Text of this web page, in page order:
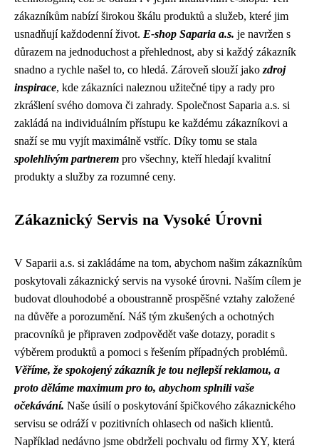
zákazníkům nabízí širokou škálu produktů a služeb, které jim
usnadňují každodenní život. E-shop Saparia a.s. je navržen s
důrazem na jednoduchost a přehlednost, aby si každý zákazník
snadno a rychle našel to, co hledá. Zároveň slouží jako zdroj
inspirace, kde zákazníci naleznou užitečné tipy a rady pro
zkrášlení svého domova či zahrady. Společnost Saparia a.s. si
zakládá na individuálním přístupu ke každému zákazníkovi a
snaží se mu vyjít maximálně vstříc. Díky tomu se stala
spolehlivým partnerem pro všechny, kteří hledají kvalitní
produkty a služby za rozumné ceny.
Zákaznický Servis na Vysoké Úrovni
V Saparii a.s. si zakládáme na tom, abychom našim zákazníkům
poskytovali zákaznický servis na vysoké úrovni. Naším cílem je
budovat dlouhodobé a oboustranně prospěšné vztahy založené
na důvěře a porozumění. Náš tým zkušených a ochotných
pracovníků je připraven zodpovědět vaše dotazy, poradit s
výběrem produktů a pomoci s řešením případných problémů.
Věříme, že spokojený zákazník je tou nejlepší reklamou, a
proto děláme maximum pro to, abychom splnili vaše
očekávání. Naše úsilí o poskytování špičkového zákaznického
servisu se odráží v pozitivních ohlasech od našich klientů.
Například nedávno jsme obdrželi pochvalu od firmy XY, která